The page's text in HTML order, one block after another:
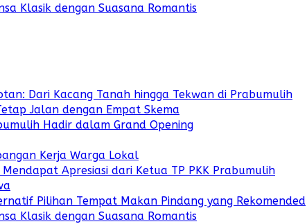
Klasik dengan Suasana Romantis
Dari Kacang Tanah hingga Tekwan di Prabumulih
Jalan dengan Empat Skema
Hadir dalam Grand Opening
Kerja Warga Lokal
Apresiasi dari Ketua TP PKK Prabumulih
Pilihan Tempat Makan Pindang yang Rekomended
Klasik dengan Suasana Romantis